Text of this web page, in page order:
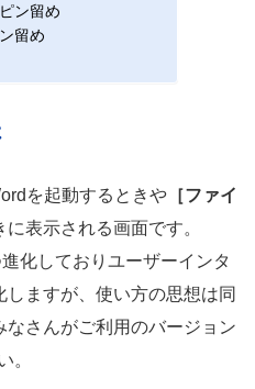
ン留め
留め
を起動するときや ［ファイ
表示される画面です。
化しておりユーザーインタ
ますが、使い方の思想は同
なさんがご利用のバージョン
。